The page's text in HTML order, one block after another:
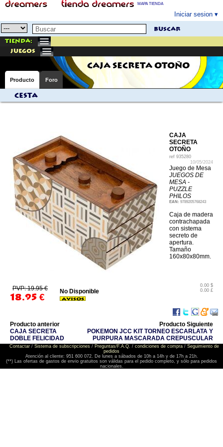
MAPA TIENDA
Iniciar sesion
buscar
Tienda:
juegos
CAJA SECRETA OTOÑO
Producto Foro
Cesta
CAJA
SECRETA
OTOÑO
ref 935280
10/05/2024
Juego de Mesa
JUEGOS DE
MESA -
PUZZLE
PHILOS
EAN: 9789205768243
Caja de madera
contrachapada
con sistema
secreto de
apertura.
Tamaño
160x80x80mm.
PVP: 19.95 €
18.95 €
0.00 $
0.00 £
No Disponible
Producto anterior
CAJA SECRETA
DOBLE FELICIDAD
Producto Siguiente
POKEMON JCC KIT TORNEO ESCARLATA Y
PURPURA MASCARADA CREPUSCULAR
Contactar/ Sistema de subscripciones/ Preguntas/F.A.Q. / condiciones de compra/ Seguimiento de
pedidos
Atención al cliente: 951 600 072. De lunes a sábados de 10h a 14h y de 17h a 21h.
(**) Las ofertas de gastos de envio gratuitos son válidas para el pedido completo, y sólo para pedidos
nacionales.